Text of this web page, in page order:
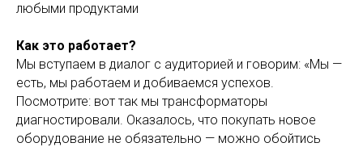
любыми продуктами
Как это работает?
Мы вступаем в диалог с аудиторией и говорим: «Мы —
есть, мы работаем и добиваемся успехов.
Посмотрите: вот так мы трансформаторы
диагностировали. Оказалось, что покупать новое
оборудование не обязательно — можно обойтись